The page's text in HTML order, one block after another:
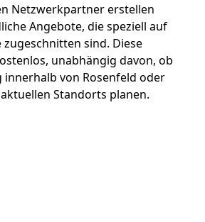
Netzwerkpartner erstellen
Angebote, die speziell auf
sind. Diese
unabhängig davon, ob
innerhalb von Rosenfeld oder
Standorts planen.